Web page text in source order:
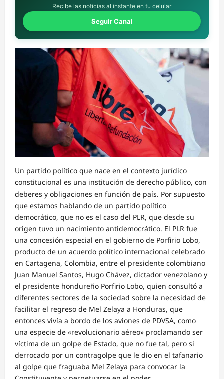
Recibe las noticias al instante en tu celular
Seguir Canal
Un partido político que nace en el contexto jurídico
constitucional es una institución de derecho público, con
deberes y obligaciones en función de país. Por supuesto
que estamos hablando de un partido político
democrático, que no es el caso del PLR, que desde su
origen tuvo un nacimiento antidemocrático. El PLR fue
una concesión especial en el gobierno de Porfirio Lobo,
producto de un acuerdo político internacional celebrado
en Cartagena, Colombia, entre el presidente colombiano
Juan Manuel Santos, Hugo Chávez, dictador venezolano y
el presidente hondureño Porfirio Lobo, quien consultó a
diferentes sectores de la sociedad sobre la necesidad de
facilitar el regreso de Mel Zelaya a Honduras, que
entonces vivía a bordo de los aviones de PDVSA, como
una especie de «revolucionario aéreo» proclamando ser
víctima de un golpe de Estado, que no fue tal, pero si
derrocado por un contragolpe que le dio en el tafanario
al golpe que fraguaba Mel Zelaya para convocar la